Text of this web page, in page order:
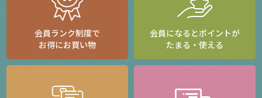
会員ランク制度で
お得にお買い物
会員になるとポイントが
たまる・使える